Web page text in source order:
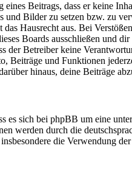
Beitrags, dass er keine
und Bilder zu setzen bzw. zu
das Hausrecht aus. Bei
Boards ausschließen und
der Betreiber keine
Beiträge und Funktionen
hinaus, deine Beiträge
es sich bei phpBB um eine
werden durch die
die Verwendung